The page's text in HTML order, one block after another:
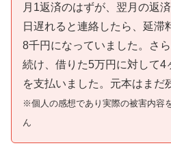
月1返済のはずが、翌月の返
日遅れると連絡したら、延滞
8千円になっていました。さ
続け、借りた5万円に対して4
を支払いました。元本はまだ
※個人の感想であり実際の被害内容
ん